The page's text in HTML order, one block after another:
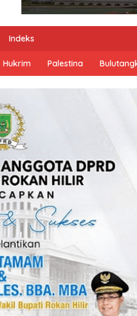
Indeks
Hukrim Palestina